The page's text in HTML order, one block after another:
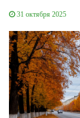
31 октября 2025